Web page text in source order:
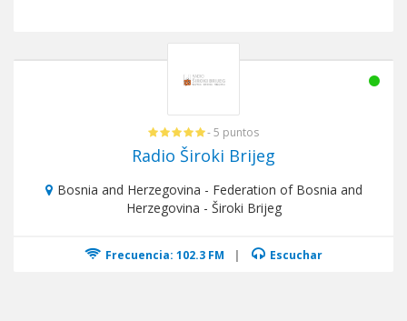
- 5 puntos
Radio Široki Brijeg
Bosnia and Herzegovina - Federation of Bosnia and
Herzegovina - Široki Brijeg
Frecuencia: 102.3 FM | Escuchar